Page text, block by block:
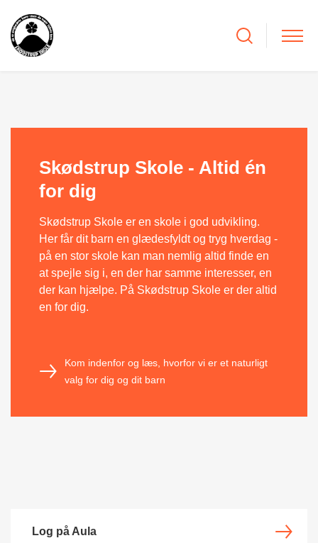
Skødstrup Skole - Altid én
for dig
Skødstrup Skole er en skole i god udvikling.
Her får dit barn en glædesfyldt og tryg hverdag -
på en stor skole kan man nemlig altid finde en
at spejle sig i, en der har samme interesser, en
der kan hjælpe. På Skødstrup Skole er der altid
en for dig.
Kom indenfor og læs, hvorfor vi er et naturligt
valg for dig og dit barn
Log på Aula